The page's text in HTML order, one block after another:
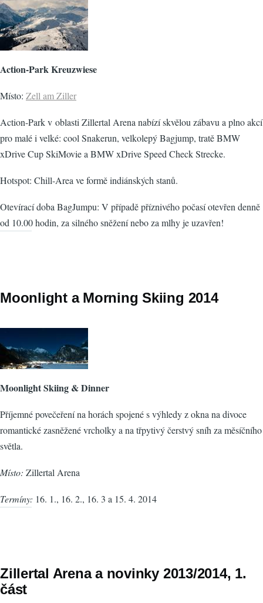
Action-Park Kreuzwiese
Místo: Zell am Ziller
Action-Park v oblasti Zillertal Arena nabízí skvělou zábavu a plno akcí
pro malé i velké: cool Snakerun, velkolepý Bagjump, tratě BMW
xDrive Cup SkiMovie a BMW xDrive Speed Check Strecke.
Hotspot: Chill-Area ve formě indiánských stanů.
Otevírací doba BagJumpu: V případě příznivého počasí otevřen denně
od 10.00 hodin, za silného sněžení nebo za mlhy je uzavřen!
Moonlight a Morning Skiing 2014
Moonlight Skiing & Dinner
Příjemné povečeření na horách spojené s výhledy z okna na divoce
romantické zasněžené vrcholky a na třpytivý čerstvý sníh za měsíčního
světla.
Místo: Zillertal Arena
Termíny: 16. 1., 16. 2., 16. 3 a 15. 4. 2014
Zillertal Arena a novinky 2013/2014, 1.
část